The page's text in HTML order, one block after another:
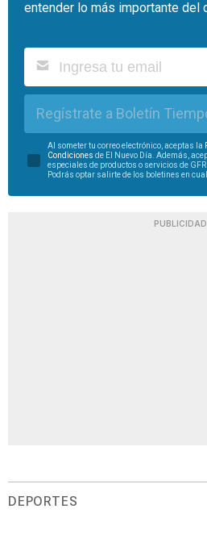
entender lo más importante del
Regístrate a Boletín
Al someter tu correo electrónico, aceptas la
Condiciones de El Nuevo Día. Además,
especiales de productos o servicios de
Podrás optar salirte de los boletines en
PUBLICIDAD
DEPORTES